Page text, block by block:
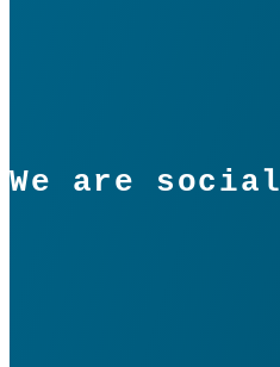
We are social